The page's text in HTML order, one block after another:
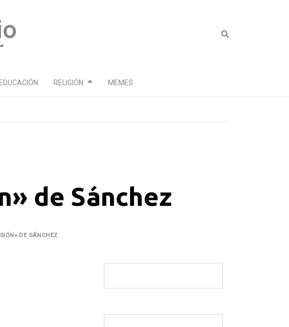
EDUCACIÓN RELIGIÓN MEMES
de Sánchez
DE SÁNCHEZ